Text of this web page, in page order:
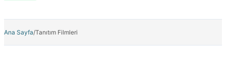
Ana Sayfa/Tanıtım Filmleri